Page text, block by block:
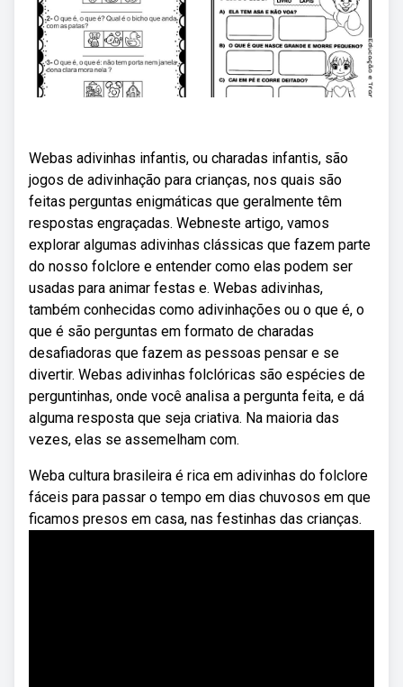
Webas adivinhas infantis, ou charadas infantis, são
jogos de adivinhação para crianças, nos quais são
feitas perguntas enigmáticas que geralmente têm
respostas engraçadas. Webneste artigo, vamos
explorar algumas adivinhas clássicas que fazem parte
do nosso folclore e entender como elas podem ser
usadas para animar festas e. Webas adivinhas,
também conhecidas como adivinhações ou o que é, o
que é são perguntas em formato de charadas
desafiadoras que fazem as pessoas pensar e se
divertir. Webas adivinhas folclóricas são espécies de
perguntinhas, onde você analisa a pergunta feita, e dá
alguma resposta que seja criativa. Na maioria das
vezes, elas se assemelham com.
Weba cultura brasileira é rica em adivinhas do folclore
fáceis para passar o tempo em dias chuvosos em que
ficamos presos em casa, nas festinhas das crianças.